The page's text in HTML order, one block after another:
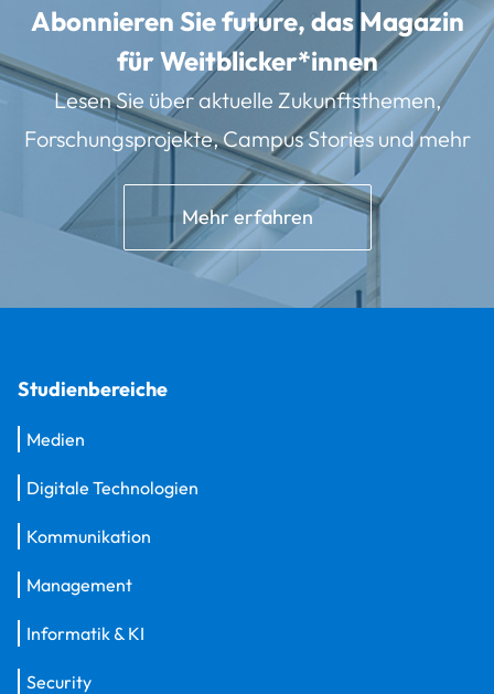
Abonnieren Sie future, das Magazin
für Weitblicker*innen
Lesen Sie über aktuelle Zukunftsthemen,
Forschungsprojekte, Campus Stories und mehr
Mehr erfahren
Studienbereiche
Medien
Digitale Technologien
Kommunikation
Management
Informatik & KI
Security